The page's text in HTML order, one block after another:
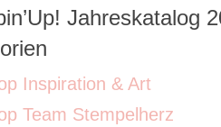
Jahreskatalog
Inspiration & Art
Team Stempelherz